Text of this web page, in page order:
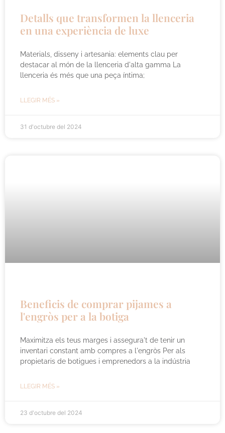
Detalls que transformen la llenceria
en una experiència de luxe
Materials, disseny i artesania: elements clau per
destacar al món de la llenceria d'alta gamma La
llenceria és més que una peça íntima;
LLEGIR MÉS »
31 d'octubre del 2024
Beneficis de comprar pijames a
l'engròs per a la botiga
Maximitza els teus marges i assegura't de tenir un
inventari constant amb compres a l'engròs Per als
propietaris de botigues i emprenedors a la indústria
LLEGIR MÉS »
23 d'octubre del 2024